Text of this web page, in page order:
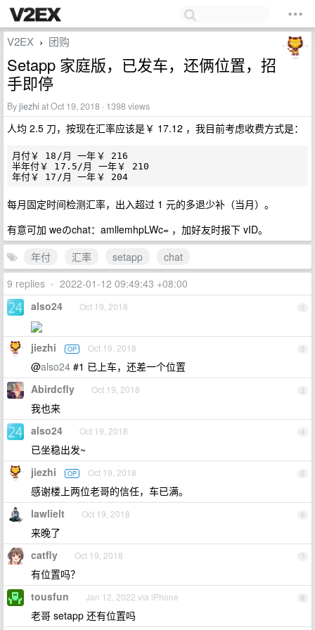
V2EX › 团购
Setapp 家庭版，已发车，还俩位置，招
手即停
Byjiezhi at Oct 19, 2018 · 1398 views
人均 2.5 刀，按现在汇率应该是￥ 17.12 ，我目前考虑收费方式是：
月付￥ 18/月 一年￥ 216
半年付￥ 17.5/月 一年￥ 210
每月固定时间检测汇率，出入超过 1 元的多退少补（当月）。
有意可加 weのchat：amllemhpLWc= ，加好友时报下 vID。
年付
汇率 setapp
chat
9 replies • 2022-01-12 09:49:43 +08:00
1
also24 Oct 19, 2018
2
jiezhi OP Oct 19, 2018
@also24 #1 已上车，还差一个位置
3
Abirdcfly Oct 19, 2018
我也来
4
also24 Oct 19, 2018
已坐稳出发~
5
jiezhi OP Oct 19, 2018
感谢楼上两位老哥的信任，车已满。
6
lawlielt Oct 19, 2018
来晚了
7
catfly Oct 19, 2018
有位置吗？
8
tousfun Jan 12, 2022 via iPhone
老哥 setapp 还有位置吗